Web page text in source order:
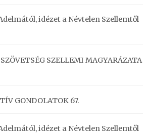
idézet a Névtelen Szellemtől
SZELLEMI MAGYARÁZATA
GONDOLATOK 67.
idézet a Névtelen Szellemtől